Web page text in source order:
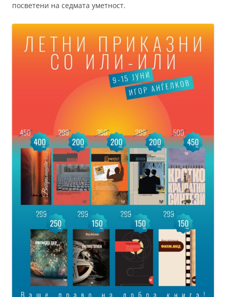
посветени на седмата уметност.